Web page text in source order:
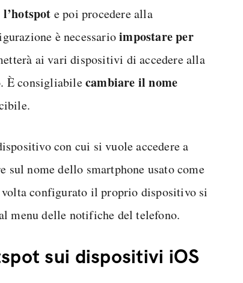
e poi procedere alla
è necessarioimpostare per
ai vari dispositivi di accedere alla
È consigliabilecambiare il nome
con cui si vuole accedere a
nome dello smartphone usato come
configurato il proprio dispositivo si
menu delle notifiche del telefono.
sui dispositivi iOS